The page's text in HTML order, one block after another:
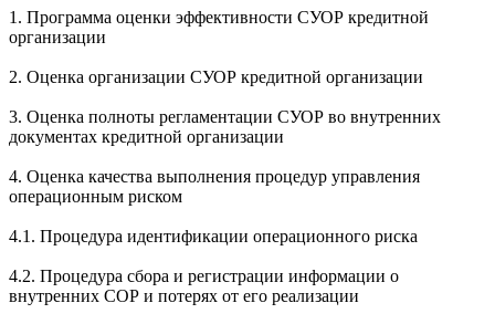
1. Программа оценки эффективности СУОР кредитной
организации
2. Оценка организации СУОР кредитной организации
3. Оценка полноты регламентации СУОР во внутренних
документах кредитной организации
4. Оценка качества выполнения процедур управления
операционным риском
4.1. Процедура идентификации операционного риска
4.2. Процедура сбора и регистрации информации о
внутренних СОР и потерях от его реализации